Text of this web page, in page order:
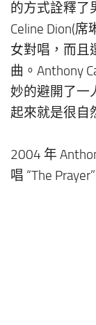
的方式詮釋了
Celine Dion(席
女對唱，而且
曲。Anthony
妙的避開了一
起來就是很自
2004 年
唱 “The Prayer”